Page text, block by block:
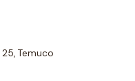
25, Temuco